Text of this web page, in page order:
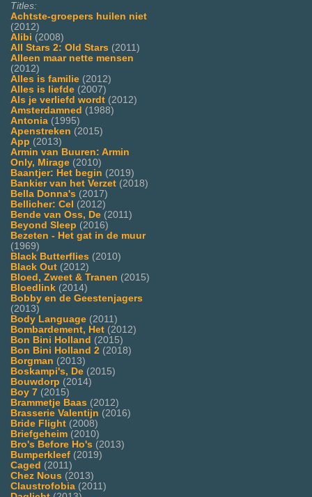
Titles:
Achtste-groepers huilen niet
(2012)
Alibi (2008)
All Stars 2: Old Stars (2011)
Alleen maar nette mensen
(2012)
Alles is familie (2012)
Alles is liefde (2007)
Als je verliefd wordt (2012)
Amsterdamned (1988)
Antonia (1995)
Apenstreken (2015)
App (2013)
Armin van Buuren: Armin
Only, Mirage (2010)
Baantjer: Het begin (2019)
Bankier van het Verzet (2018)
Bella Donna's (2017)
Bellicher: Cel (2012)
Bende van Oss, De (2011)
Beyond Sleep (2016)
Bezeten - Het gat in de muur
(1969)
Black Butterflies (2010)
Black Out (2012)
Bloed, Zweet & Tranen (2015)
Bloedlink (2014)
Bobby en de Geestenjagers
(2013)
Body Language (2011)
Bombardement, Het (2012)
Bon Bini Holland (2015)
Bon Bini Holland 2 (2018)
Borgman (2013)
Boskampi's, De (2015)
Bouwdorp (2014)
Boy 7 (2015)
Brammetje Baas (2012)
Brasserie Valentijn (2016)
Bride Flight (2008)
Briefgeheim (2010)
Bro's Before Ho's (2013)
Bumperkleef (2019)
Caged (2011)
Chez Nous (2013)
Claustrofobia (2011)